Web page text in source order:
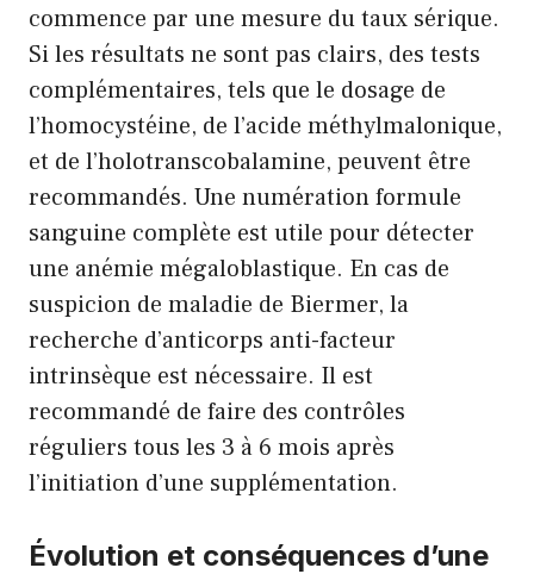
commence par une mesure du taux sérique.
Si les résultats ne sont pas clairs, des tests
complémentaires, tels que le dosage de
l’homocystéine, de l’acide méthylmalonique,
et de l’holotranscobalamine, peuvent être
recommandés. Une numération formule
sanguine complète est utile pour détecter
une anémie mégaloblastique. En cas de
suspicion de maladie de Biermer, la
recherche d’anticorps anti-facteur
intrinsèque est nécessaire. Il est
recommandé de faire des contrôles
réguliers tous les 3 à 6 mois après
l’initiation d’une supplémentation.
Évolution et conséquences d’une